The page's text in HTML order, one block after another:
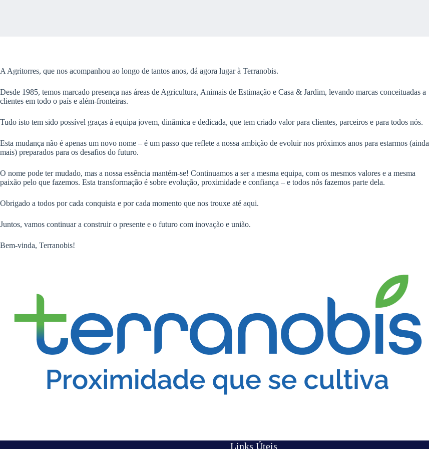
A Agritorres, que nos acompanhou ao longo de tantos anos, dá agora lugar à Terranobis.
Desde 1985, temos marcado presença nas áreas de Agricultura, Animais de Estimação e Casa & Jardim, levando marcas conceituadas a
clientes em todo o país e além-fronteiras.
Tudo isto tem sido possível graças à equipa jovem, dinâmica e dedicada, que tem criado valor para clientes, parceiros e para todos nós.
Esta mudança não é apenas um novo nome – é um passo que reflete a nossa ambição de evoluir nos próximos anos para estarmos (ainda
mais) preparados para os desafios do futuro.
O nome pode ter mudado, mas a nossa essência mantém-se! Continuamos a ser a mesma equipa, com os mesmos valores e a mesma
paixão pelo que fazemos. Esta transformação é sobre evolução, proximidade e confiança – e todos nós fazemos parte dela.
Obrigado a todos por cada conquista e por cada momento que nos trouxe até aqui.
Juntos, vamos continuar a construir o presente e o futuro com inovação e união.
Bem-vinda, Terranobis!
Links Úteis